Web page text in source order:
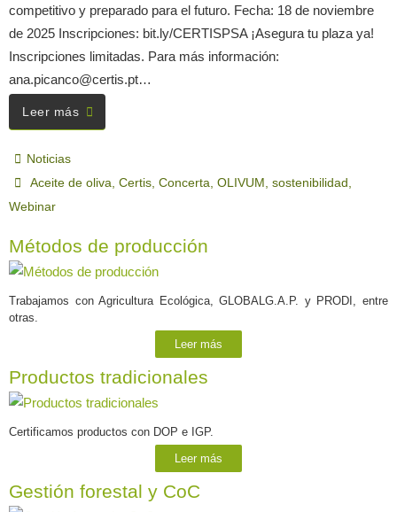
competitivo y preparado para el futuro. Fecha: 18 de noviembre
de 2025 Inscripciones: bit.ly/CERTISPSA ¡Asegura tu plaza ya!
Inscripciones limitadas. Para más información:
ana.picanco@certis.pt…
Leer más
Noticias
Aceite de oliva Certis, Concerta OLIVUM sostenibilidad
Webinar
Métodos de producción
Trabajamos con Agricultura Ecológica, GLOBALG.A.P. y PRODI, entre
otras.
Leer más
Productos tradicionales
Certificamos productos con DOP e IGP.
Leer más
Gestión forestal y CoC